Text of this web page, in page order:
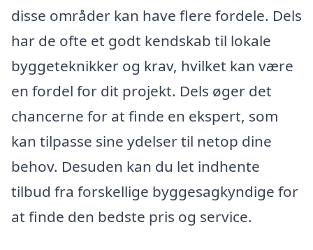
disse områder kan have flere fordele. Dels
har de ofte et godt kendskab til lokale
byggeteknikker og krav, hvilket kan være
en fordel for dit projekt. Dels øger det
chancerne for at finde en ekspert, som
kan tilpasse sine ydelser til netop dine
behov. Desuden kan du let indhente
tilbud fra forskellige byggesagkyndige for
at finde den bedste pris og service.